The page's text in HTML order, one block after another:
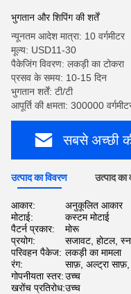
भुगतान और शिपिंग की शर्तें
न्यूनतम आदेश मात्रा: 10 वर्गमीटर
मूल्य: USD11-30
पैकेजिंग विवरण: लकड़ी का टोकरा
प्रसव के समय: 10-15 दिन
भुगतान शर्तें: टी/टी
आपूर्ति की क्षमता: 300000
सबसे अच्छी
उत्पाद का विवरण उत्पाद का
आकार:
अनुकूलित आकार
मोटाई:
कस्टम मोटाई
पैटर्न प्रकार:
मोरू
प्रयोग:
सजावट, होटल,
परिवहन पैकेज: लकड़ी का मामला
रंग:
साफ़, अल्ट्रा
गोपनीयता स्तर:उच्च
खरोंच प्रतिरोध:उच्च